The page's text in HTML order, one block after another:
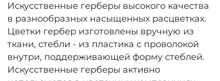
Искусственные герберы высокого качества
в разнообразных насыщенных расцветках.
Цветки гербер изготовлены вручную из
ткани, стебли - из пластика с проволокой
внутри, поддерживающей форму стеблей.
Искусственные герберы активно